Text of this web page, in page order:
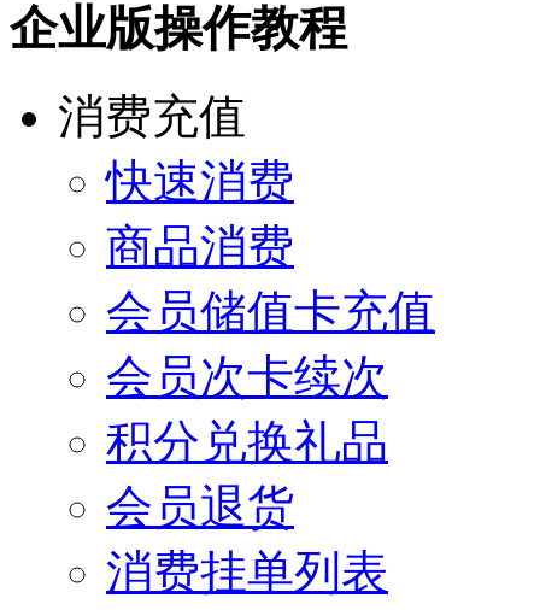
企业版操作教程
消费充值
快速消费
商品消费
会员储值卡充值
会员次卡续次
积分兑换礼品
会员退货
消费挂单列表